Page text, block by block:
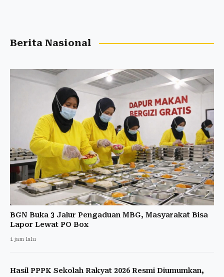
Berita Nasional
BGN Buka 3 Jalur Pengaduan MBG, Masyarakat Bisa
Lapor Lewat PO Box
1 jam lalu
Hasil PPPK Sekolah Rakyat 2026 Resmi Diumumkan,